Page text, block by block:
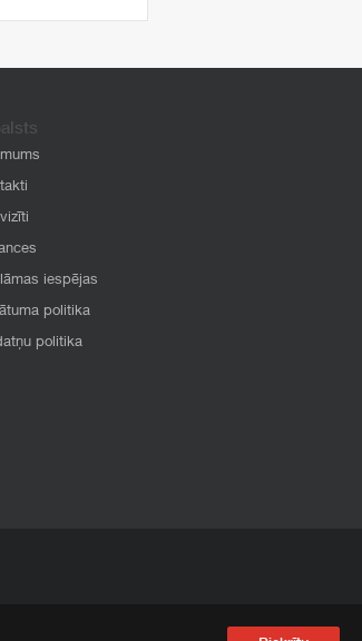
iespējas
politika
politika